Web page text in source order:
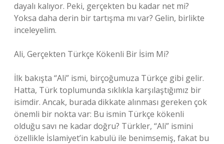
dayalı kalıyor. Peki, gerçekten bu kadar net mi?
Yoksa daha derin bir tartışma mı var? Gelin, birlikte
inceleyelim.
Ali, Gerçekten Türkçe Kökenli Bir İsim Mi?
İlk bakışta “Ali” ismi, birçoğumuza Türkçe gibi gelir.
Hatta, Türk toplumunda sıklıkla karşılaştığımız bir
isimdir. Ancak, burada dikkate alınması gereken çok
önemli bir nokta var: Bu ismin Türkçe kökenli
olduğu savı ne kadar doğru? Türkler, “Ali” ismini
özellikle İslamiyet’in kabulü ile benimsemiş, fakat bu